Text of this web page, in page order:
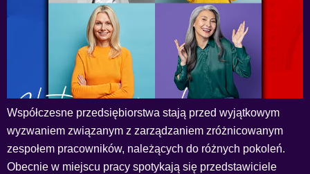
Współczesne przedsiębiorstwa stają przed wyjątkowym
wyzwaniem związanym z zarządzaniem zróżnicowanym
zespołem pracowników, należących do różnych pokoleń.
Obecnie w miejscu pracy spotykają się przedstawiciele